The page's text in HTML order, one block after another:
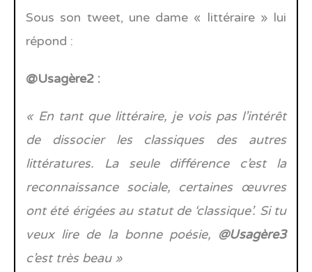
Sous son tweet, une dame « littéraire » lui
répond :
@Usagère2 :
« En tant que littéraire, je vois pas l’intérêt
de dissocier les classiques des autres
littératures. La seule différence c’est la
reconnaissance sociale, certaines œuvres
ont été érigées au statut de ‘classique’. Si tu
veux lire de la bonne poésie, @Usagère3
c’est très beau »